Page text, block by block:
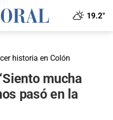
19.2°
historia en Colón
mucha
pasó en la